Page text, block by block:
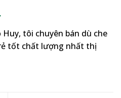
Huy, tôi chuyên bán dù che
tốt chất lượng nhất thị